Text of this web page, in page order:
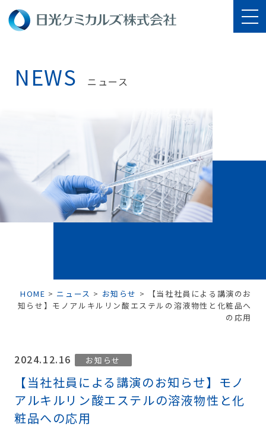
NEWS ニュース
HOME > ニュース > お知らせ >
【当社社員による講演のお
知らせ】モノアルキルリン酸エステルの溶液物性と化粧品へ
の応用
2024.12.16 お知らせ
【当社社員による講演のお知らせ】モノ
アルキルリン酸エステルの溶液物性と化
粧品への応用